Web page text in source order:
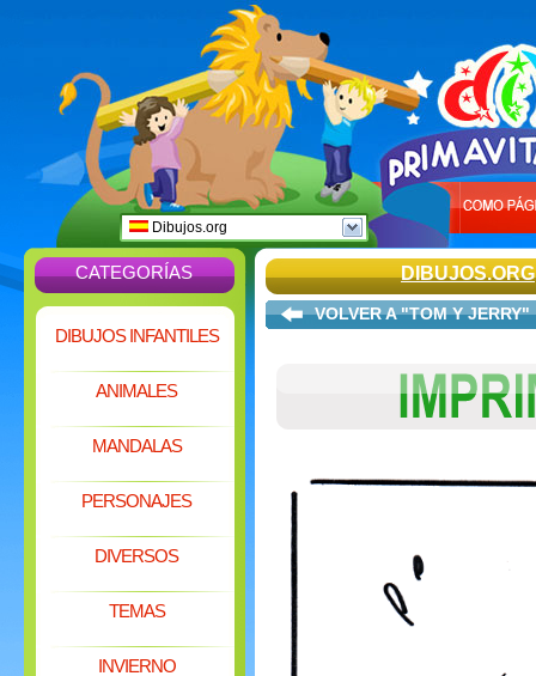
Dibujos.org
CATEGORÍAS
DIBUJOS INFANTILES
ANIMALES
MANDALAS
PERSONAJES
DIVERSOS
TEMAS
INVIERNO
DIBUJOS.ORG
VOLVER A "TOM Y JERRY"